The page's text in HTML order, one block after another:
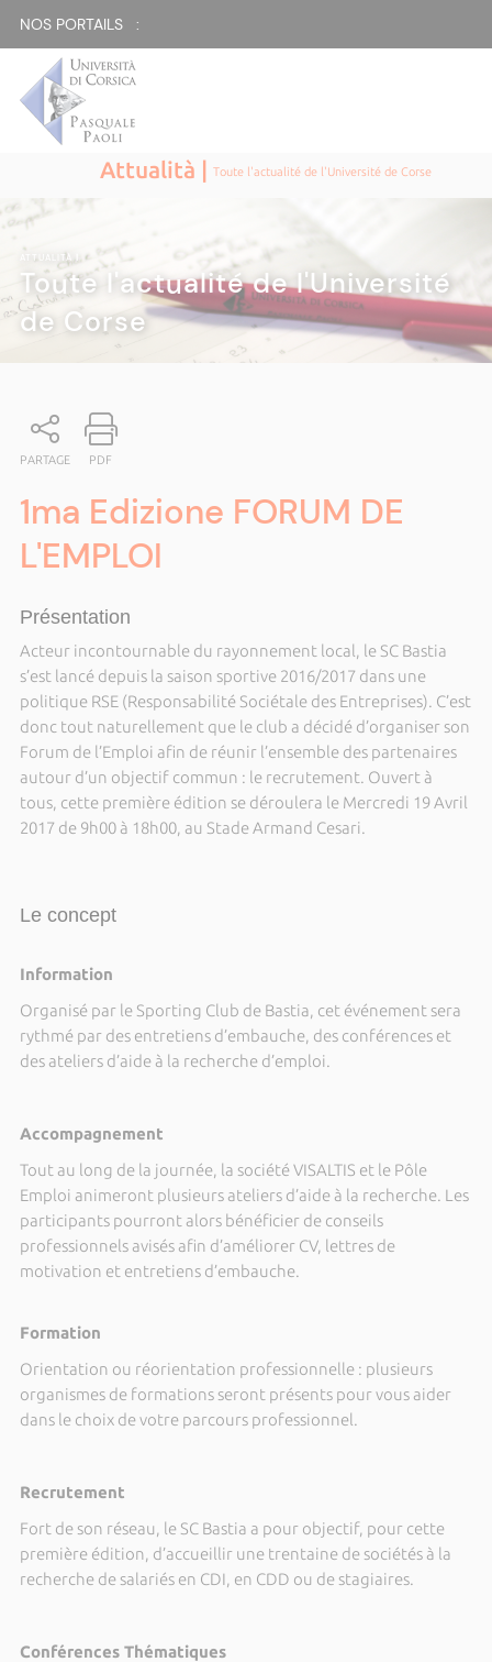
NOS PORTAILS :
Attualità |Toute l'actualité de l'Université de Corse
ATTUALITÀ|
Toute l'actualité de l'Université
de Corse
PARTAGE PDF
1ma Edizione FORUM DE
L'EMPLOI
Présentation
Acteur incontournable du rayonnement local, le SC Bastia
s’est lancé depuis la saison sportive 2016/2017 dans une
politique RSE (Responsabilité Sociétale des Entreprises). C’est
donc tout naturellement que le club a décidé d’organiser son
Forum de l’Emploi afin de réunir l’ensemble des partenaires
autour d’un objectif commun : le recrutement. Ouvert à
tous, cette première édition se déroulera le Mercredi 19 Avril
2017 de 9h00 à 18h00, au Stade Armand Cesari.
Le concept
Information
Organisé par le Sporting Club de Bastia, cet événement sera
rythmé par des entretiens d’embauche, des conférences et
des ateliers d’aide à la recherche d’emploi.
Accompagnement
Tout au long de la journée, la société VISALTIS et le Pôle
Emploi animeront plusieurs ateliers d’aide à la recherche. Les
participants pourront alors bénéficier de conseils
professionnels avisés afin d’améliorer CV, lettres de
motivation et entretiens d’embauche.
Formation
Orientation ou réorientation professionnelle : plusieurs
organismes de formations seront présents pour vous aider
dans le choix de votre parcours professionnel.
Recrutement
Fort de son réseau, le SC Bastia a pour objectif, pour cette
première édition, d’accueillir une trentaine de sociétés à la
recherche de salariés en CDI, en CDD ou de stagiaires.
Conférences Thématiques